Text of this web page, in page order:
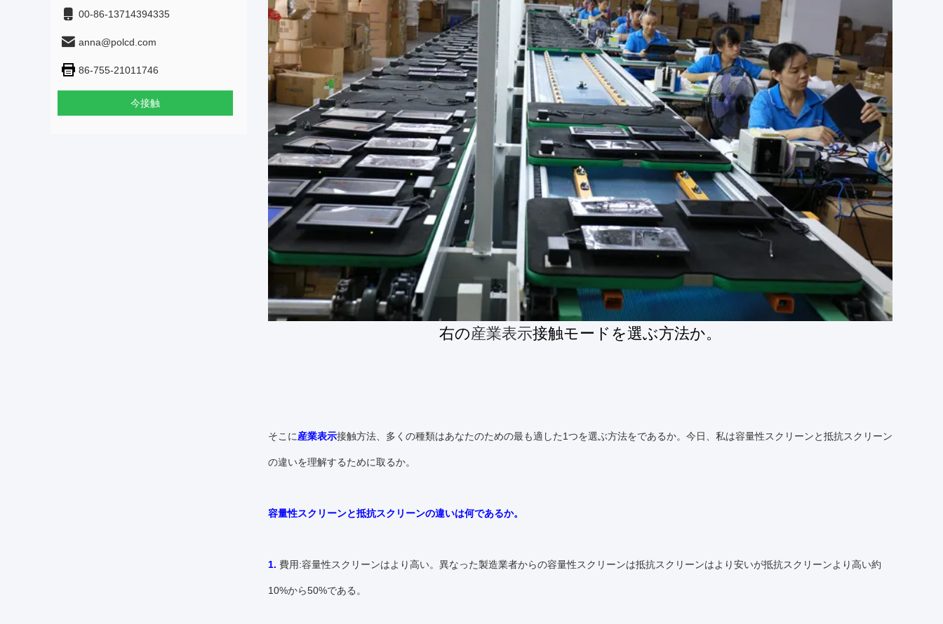
00-86-13714394335
anna@polcd.com
86-755-21011746
今接触
右の産業表示接触モードを選ぶ方法か。
そこに産業表示接触方法、多くの種類はあなたのための最も適した1つを選ぶ方法をであるか。今日、私は容量性スクリーンと抵抗スクリーン
の違いを理解するために取るか。
容量性スクリーンと抵抗スクリーンの違いは何であるか。
1. 費用:容量性スクリーンはより高い。異なった製造業者からの容量性スクリーンは抵抗スクリーンはより安いが抵抗スクリーンより高い約
10%から50%である。